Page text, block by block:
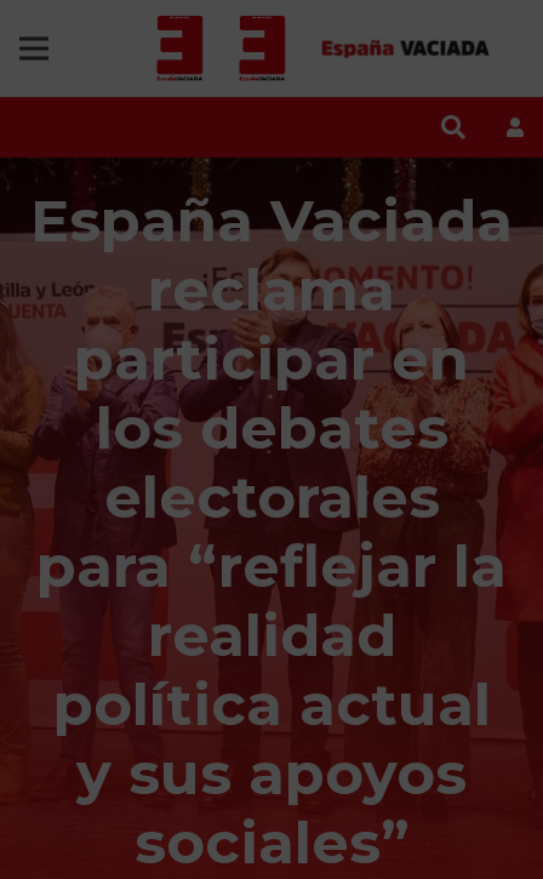
España Vaciada
reclama
participar en
los debates
electorales
para “reflejar la
realidad
política actual
y sus apoyos
sociales”